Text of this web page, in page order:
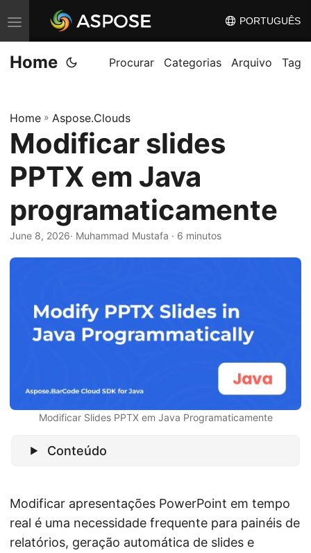
A
l
t
n
a
n
v
e
g
PORTUGUÊS
Home Procurar Categorias Arquivo Tag
Home » Aspose.Clouds
Modificar slides
PPTX em Java
programaticamente
June 8, 2026· Muhammad Mustafa · 6 minutos
Modificar Slides PPTX em Java Programaticamente
Conteúdo
Modificar apresentações PowerPoint em tempo
real é uma necessidade frequente para painéis de
relatórios, geração automática de slides e